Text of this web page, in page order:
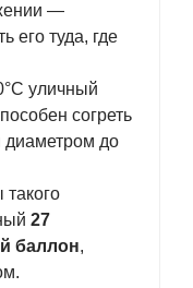
—
его туда, где
уличный
согреть
диаметром до
такого
27
баллон,